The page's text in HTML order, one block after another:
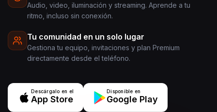
Audio, video, iluminación y streaming. Aprende a tu
ritmo, incluso sin conexión.
Tu comunidad en un solo lugar
Gestiona tu equipo, invitaciones y plan Premium
directamente desde el teléfono.
Descárgalo en el
App Store
Disponible en
Google Play